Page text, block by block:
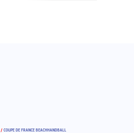
/ COUPE DE FRANCE BEACHHANDBALL